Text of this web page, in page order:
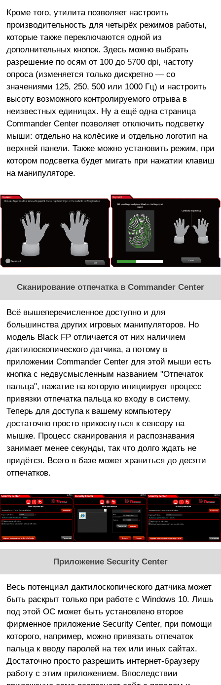
Кроме того, утилита позволяет настроить
производительность для четырёх режимов работы,
которые также переключаются одной из
дополнительных кнопок. Здесь можно выбрать
разрешение по осям от 100 до 5700 dpi, частоту
опроса (изменяется только дискретно — со
значениями 125, 250, 500 или 1000 Гц) и настроить
высоту возможного контролируемого отрыва в
неизвестных единицах. Ну а ещё одна страница
Commander Center позволяет отключить подсветку
мыши: отдельно на колёсике и отдельно логотип на
верхней панели. Также можно установить режим, при
котором подсветка будет мигать при нажатии клавиш
на манипуляторе.
Сканирование отпечатка в Commander Center
Всё вышеперечисленное доступно и для
большинства других игровых манипуляторов. Но
модель Black FP отличается от них наличием
дактилоскопического датчика, а потому в
приложении Commander Center для этой мыши есть
кнопка с недвусмысленным названием "Отпечаток
пальца", нажатие на которую инициирует процесс
привязки отпечатка пальца ко входу в систему.
Теперь для доступа к вашему компьютеру
достаточно просто прикоснуться к сенсору на
мышке. Процесс сканирования и распознавания
занимает менее секунды, так что долго ждать не
придётся. Всего в базе может храниться до десяти
отпечатков.
Приложение Security Center
Весь потенциал дактилоскопического датчика может
быть раскрыт только при работе с Windows 10. Лишь
под этой ОС может быть установлено второе
фирменное приложение Security Center, при помощи
которого, например, можно привязать отпечаток
пальца к вводу паролей на тех или иных сайтах.
Достаточно просто разрешить интернет-браузеру
работу с этим приложением. Впоследствии